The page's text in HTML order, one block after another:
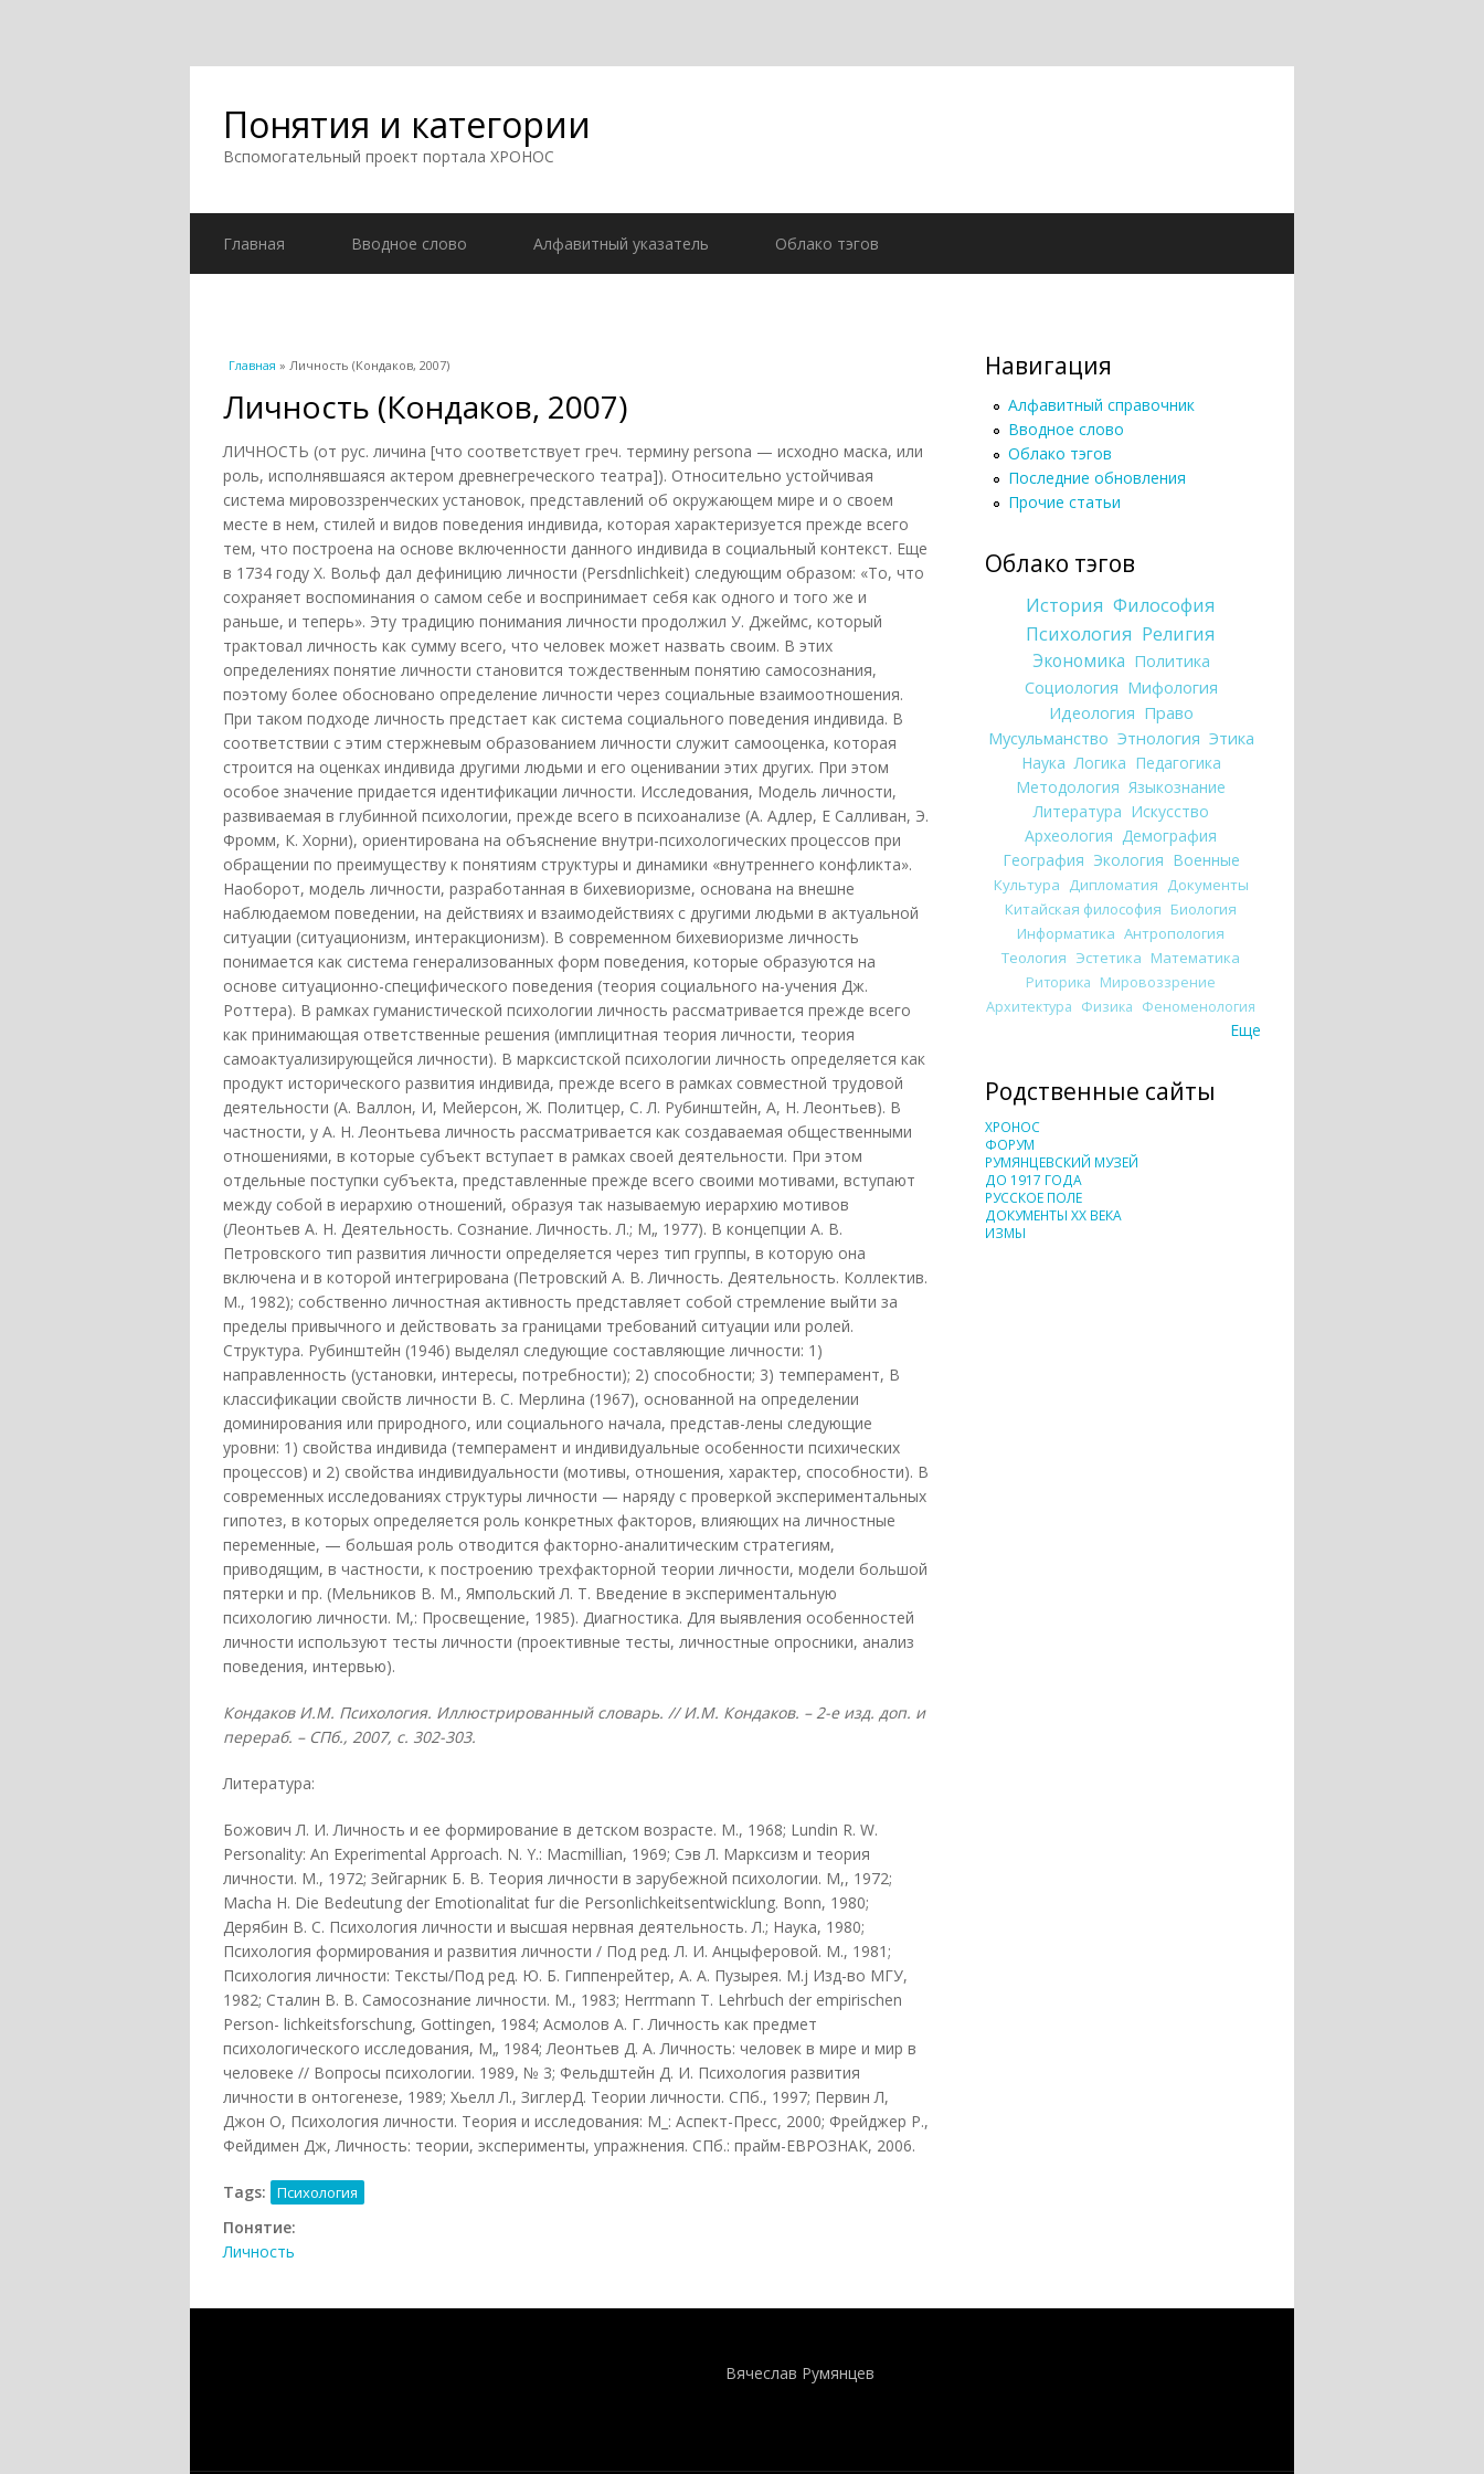
Понятия и категории
Вспомогательный проект портала ХРОНОС
Главная Вводное слово Алфавитный указатель Облако тэгов
Вы здесь
Главная » Личность (Кондаков, 2007)
Личность (Кондаков, 2007)
ЛИЧНОСТЬ (от рус. личина [что соответствует греч. термину persona — исходно маска, или
роль, исполнявшаяся актером древнегреческого театра]). Относительно устойчивая
система мировоззренческих установок, представлений об окружающем мире и о своем
месте в нем, стилей и видов поведения индивида, которая характеризуется прежде всего
тем, что построена на основе включенности данного индивида в социальный контекст. Еще
в 1734 году X. Вольф дал дефиницию личности (Persdnlichkeit) следующим образом: «То, что
сохраняет воспоминания о самом себе и воспринимает себя как одного и того же и
раньше, и теперь». Эту традицию понимания личности продолжил У. Джеймс, который
трактовал личность как сумму всего, что человек может назвать своим. В этих
определениях понятие личности становится тождественным понятию самосознания,
поэтому более обосновано определение личности через социальные взаимоотношения.
При таком подходе личность предстает как система социального поведения индивида. В
соответствии с этим стержневым образованием личности служит самооценка, которая
строится на оценках индивида другими людьми и его оценивании этих других. При этом
особое значение придается идентификации личности. Исследования, Модель личности,
развиваемая в глубинной психологии, прежде всего в психоанализе (А. Адлер, Е Салливан, Э.
Фромм, К. Хорни), ориентирована на объяснение внутри-психологических процессов при
обращении по преимуществу к понятиям структуры и динамики «внутреннего конфликта».
Наоборот, модель личности, разработанная в бихевиоризме, основана на внешне
наблюдаемом поведении, на действиях и взаимодействиях с другими людьми в актуальной
ситуации (ситуационизм, интеракционизм). В современном бихевиоризме личность
понимается как система генерализованных форм поведения, которые образуются на
основе ситуационно-специфического поведения (теория социального на-учения Дж.
Роттера). В рамках гуманистической психологии личность рассматривается прежде всего
как принимающая ответственные решения (имплицитная теория личности, теория
самоактуализирующейся личности). В марксистской психологии личность определяется как
продукт исторического развития индивида, прежде всего в рамках совместной трудовой
деятельности (А. Валлон, И, Мейерсон, Ж. Политцер, С. Л. Рубинштейн, А, Н. Леонтьев). В
частности, у А. Н. Леонтьева личность рассматривается как создаваемая общественными
отношениями, в которые субъект вступает в рамках своей деятельности. При этом
отдельные поступки субъекта, представленные прежде всего своими мотивами, вступают
между собой в иерархию отношений, образуя так называемую иерархию мотивов
(Леонтьев А. Н. Деятельность. Сознание. Личность. Л.; М„ 1977). В концепции А. В.
Петровского тип развития личности определяется через тип группы, в которую она
включена и в которой интегрирована (Петровский А. В. Личность. Деятельность. Коллектив.
М., 1982); собственно личностная активность представляет собой стремление выйти за
пределы привычного и действовать за границами требований ситуации или ролей.
Структура. Рубинштейн (1946) выделял следующие составляющие личности: 1)
направленность (установки, интересы, потребности); 2) способности; 3) темперамент, В
классификации свойств личности В. С. Мерлина (1967), основанной на определении
доминирования или природного, или социального начала, представ-лены следующие
уровни: 1) свойства индивида (темперамент и индивидуальные особенности психических
процессов) и 2) свойства индивидуальности (мотивы, отношения, характер, способности). В
современных исследованиях структуры личности — наряду с проверкой экспериментальных
гипотез, в которых определяется роль конкретных факторов, влияющих на личностные
переменные, — большая роль отводится факторно-аналитическим стратегиям,
приводящим, в частности, к построению трехфакторной теории личности, модели большой
пятерки и пр. (Мельников В. М., Ямпольский Л. Т. Введение в экспериментальную
психологию личности. М,: Просвещение, 1985). Диагностика. Для выявления особенностей
личности используют тесты личности (проективные тесты, личностные опросники, анализ
поведения, интервью).
Кондаков И.М. Психология. Иллюстрированный словарь. // И.М. Кондаков. – 2-е изд. доп. и
перераб. – СПб., 2007, с. 302-303.
Литература:
Божович Л. И. Личность и ее формирование в детском возрасте. М., 1968; Lundin R. W.
Personality: An Experimental Approach. N. Y.: Macmillian, 1969; Сэв Л. Марксизм и теория
личности. М., 1972; Зейгарник Б. В. Теория личности в зарубежной психологии. М,, 1972;
Macha Н. Die Bedeutung der Emotionalitat fur die Personlichkeitsentwicklung. Bonn, 1980;
Дерябин В. С. Психология личности и высшая нервная деятельность. Л.; Наука, 1980;
Психология формирования и развития личности / Под ред. Л. И. Анцыферовой. М., 1981;
Психология личности: Тексты/Под ред. Ю. Б. Гиппенрейтер, А. А. Пузырея. M.j Изд-во МГУ,
1982; Сталин В. В. Самосознание личности. М., 1983; Herrmann Т. Lehrbuch der empirischen
Person- lichkeitsforschung, Gottingen, 1984; Асмолов А. Г. Личность как предмет
психологического исследования, М„ 1984; Леонтьев Д. А. Личность: человек в мире и мир в
человеке // Вопросы психологии. 1989, № 3; Фельдштейн Д. И. Психология развития
личности в онтогенезе, 1989; Хьелл Л., ЗиглерД. Теории личности. СПб., 1997; Первин Л,
Джон О, Психология личности. Теория и исследования: М_: Аспект-Пресс, 2000; Фрейджер Р.,
Фейдимен Дж, Личность: теории, эксперименты, упражнения. СПб.: прайм-ЕВРОЗНАК, 2006.
Tags: Психология
Понятие:
Личность
Навигация
Алфавитный справочник
Вводное слово
Облако тэгов
Последние обновления
Прочие статьи
Облако тэгов
История Философия
Психология Религия
Экономика Политика
Социология Мифология
Идеология Право
Мусульманство Этнология Этика
Наука Логика Педагогика
Методология Языкознание
Литература Искусство
Археология Демография
География Экология Военные
Культура Дипломатия Документы
Китайская философия Биология
Информатика Антропология
Теология Эстетика Математика
Риторика Мировоззрение
Архитектура Физика Феноменология
Еще
Родственные сайты
ХРОНОС
ФОРУМ
РУМЯНЦЕВСКИЙ МУЗЕЙ
ДО 1917 ГОДА
РУССКОЕ ПОЛЕ
ДОКУМЕНТЫ XX ВЕКА
ИЗМЫ
Вячеслав Румянцев